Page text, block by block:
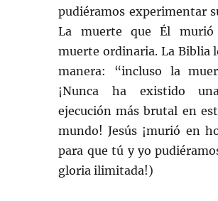
pudiéramos experimentar
La muerte que Él
muerte ordinaria. La Biblia
manera: “incluso la
¡Nunca ha existido
ejecución más brutal en
mundo! Jesús ¡murió en
para que tú y yo
gloria ilimitada!)